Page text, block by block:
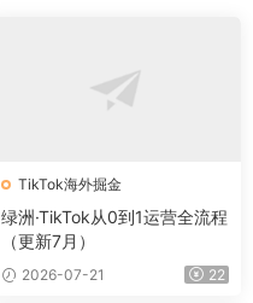
TikTok海外掘金
绿洲·TikTok从0到1运营全流程
（更新7月）
2026-07-21 22